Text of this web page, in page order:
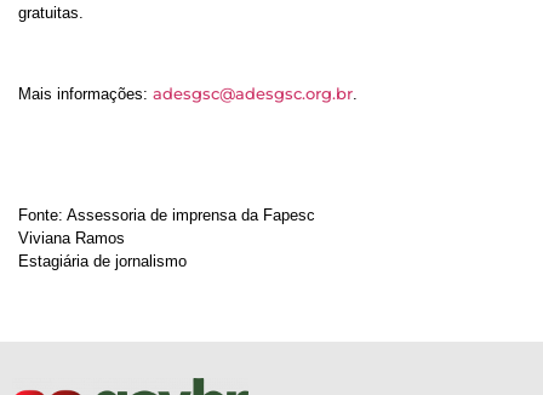
gratuitas.
Mais informações: adesgsc@adesgsc.org.br
Fonte: Assessoria de imprensa da Fapesc
Viviana Ramos
Estagiária de jornalismo